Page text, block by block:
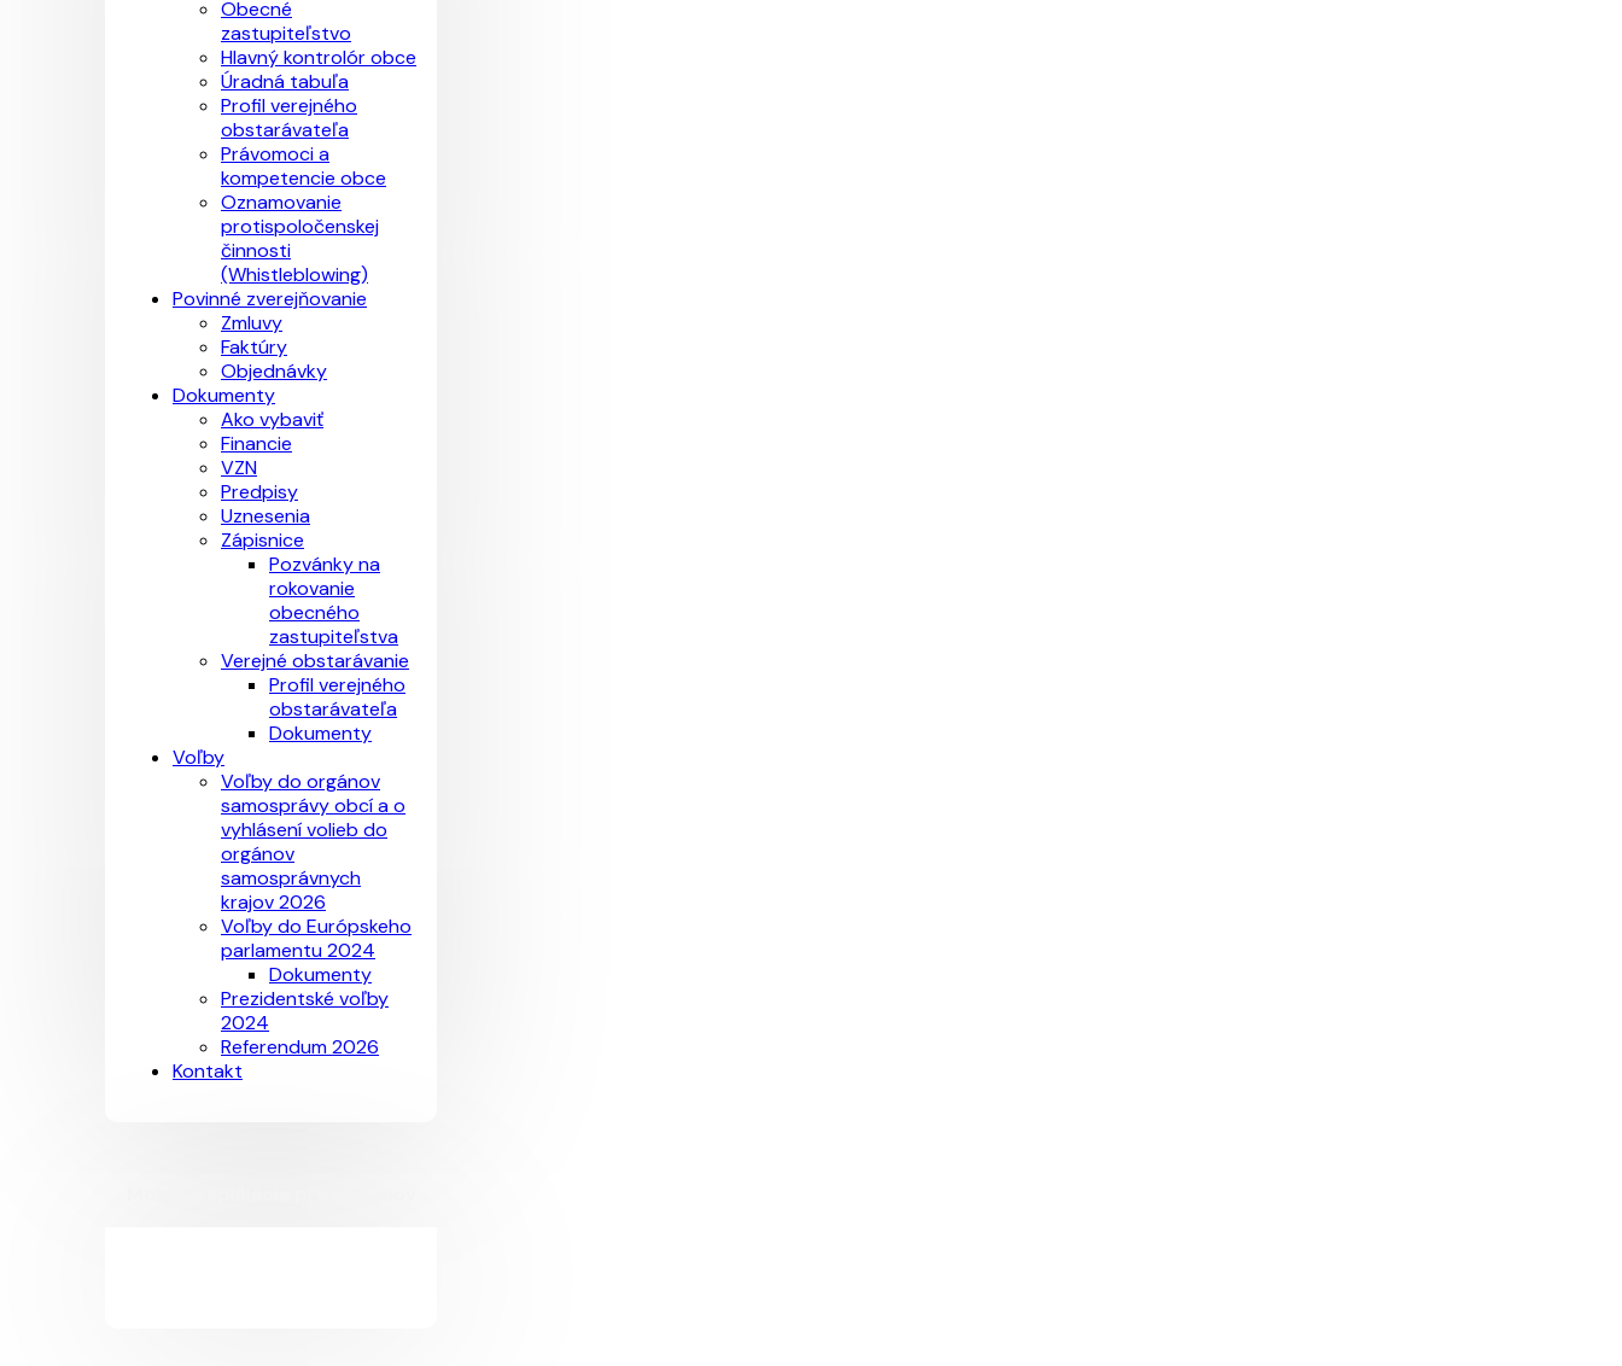
Obecné
zastupiteľstvo
Hlavný kontrolór obce
Úradná tabuľa
Profil verejného
obstarávateľa
Právomoci a
kompetencie obce
Oznamovanie
protispoločenskej
činnosti
(Whistleblowing)
Povinné zverejňovanie
Zmluvy
Faktúry
Objednávky
Dokumenty
Ako vybaviť
Financie
VZN
Predpisy
Uznesenia
Zápisnice
Pozvánky na
rokovanie
obecného
zastupiteľstva
Verejné obstarávanie
Profil verejného
obstarávateľa
Dokumenty
Voľby
Voľby do orgánov
samosprávy obcí a o
vyhlásení volieb do
orgánov
samosprávnych
krajov 2026
Voľby do Európskeho
parlamentu 2024
Dokumenty
Prezidentské voľby
2024
Referendum 2026
Kontakt